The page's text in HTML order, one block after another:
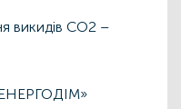
викидів СО2 –